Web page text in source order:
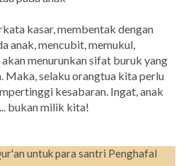
kasar, membentak dengan
anak, mencubit, memukul,
menurunkan sifat buruk yang
Maka, selaku orangtua kita perlu
kesabaran. Ingat, anak
bukan milik kita!
untuk para santri Penghafal